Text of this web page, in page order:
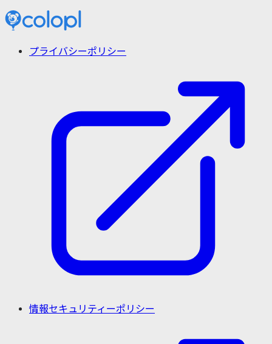
プライバシーポリシー
情報セキュリティーポリシー